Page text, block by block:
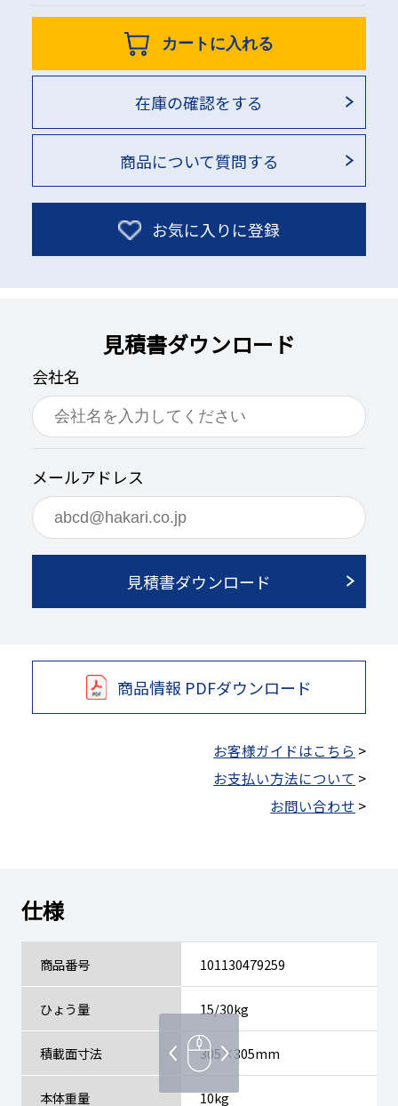
カートに入れる
在庫の確認をする
商品について質問する
お気に入りに登録
見積書ダウンロード
会社名
メールアドレス
見積書ダウンロード
商品情報 PDFダウンロード
お客様ガイドはこちら >
お支払い方法について >
お問い合わせ >
仕様
商品番号 101130479259
ひょう量 15/30kg
積載面寸法 305×305mm
本体重量 10kg